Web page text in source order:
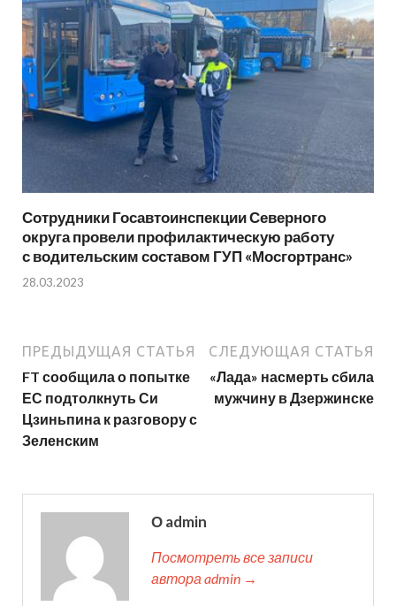
Сотрудники Госавтоинспекции Северного
округа провели профилактическую работу
с водительским составом ГУП «Мосгортранс»
28.03.2023
ПРЕДЫДУЩАЯ СТАТЬЯ
FT сообщила о попытке
ЕС подтолкнуть Си
Цзиньпина к разговору с
Зеленским
СЛЕДУЮЩАЯ СТАТЬЯ
«Лада» насмерть сбила
мужчину в Дзержинске
О admin
Посмотреть все записи
автора admin →